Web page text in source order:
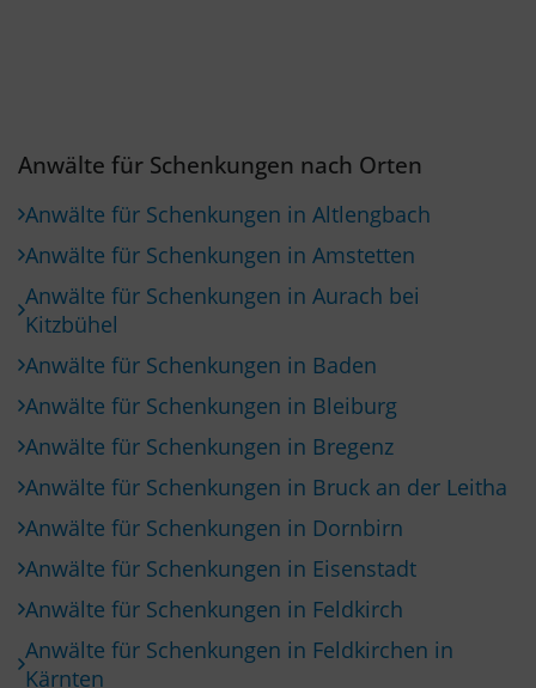
Anwälte für Schenkungen nach Orten
Anwälte für Schenkungen in Altlengbach
Anwälte für Schenkungen in Amstetten
Anwälte für Schenkungen in Aurach bei
Kitzbühel
Anwälte für Schenkungen in Baden
Anwälte für Schenkungen in Bleiburg
Anwälte für Schenkungen in Bregenz
Anwälte für Schenkungen in Bruck an der Leitha
Anwälte für Schenkungen in Dornbirn
Anwälte für Schenkungen in Eisenstadt
Anwälte für Schenkungen in Feldkirch
Anwälte für Schenkungen in Feldkirchen in
Kärnten